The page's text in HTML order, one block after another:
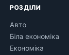
РОЗДІЛИ
Авто
Біла економіка
Економіка